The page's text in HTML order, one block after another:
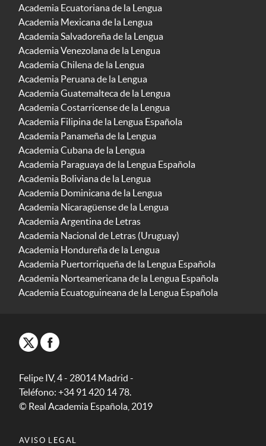
Academia Ecuatoriana de la Lengua
Academia Mexicana de la Lengua
Academia Salvadoreña de la Lengua
Academia Venezolana de la Lengua
Academia Chilena de la Lengua
Academia Peruana de la Lengua
Academia Guatemalteca de la Lengua
Academia Costarricense de la Lengua
Academia Filipina de la Lengua Española
Academia Panameña de la Lengua
Academia Cubana de la Lengua
Academia Paraguaya de la Lengua Española
Academia Boliviana de la Lengua
Academia Dominicana de la Lengua
Academia Nicaragüense de la Lengua
Academia Argentina de Letras
Academia Nacional de Letras (Uruguay)
Academia Hondureña de la Lengua
Academia Puertorriqueña de la Lengua Española
Academia Norteamericana de la Lengua Española
Academia Ecuatoguineana de la Lengua Española
Felipe IV, 4 - 28014 Madrid -
Teléfono: +34 91 420 14 78.
© Real Academia Española, 2019
AVISO LEGAL